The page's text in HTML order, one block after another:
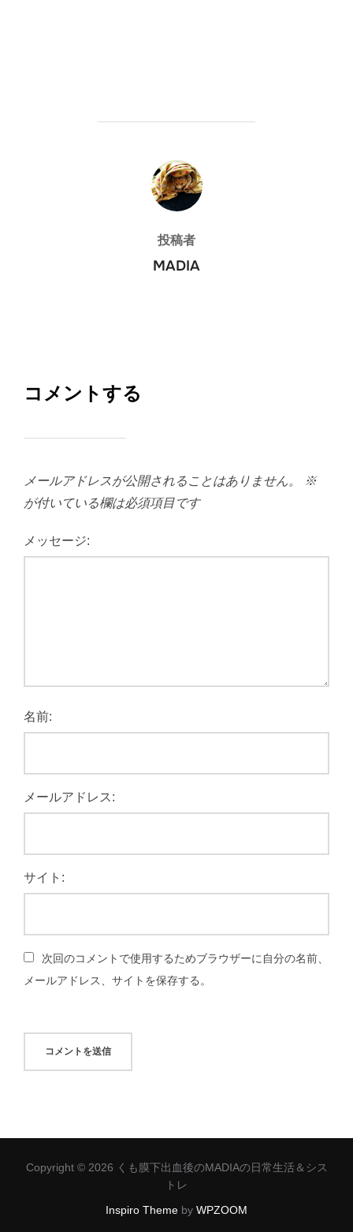
投稿者
投稿者
MADIA
コメントする
メールアドレスが公開されることはありません。
※
が付いている欄は必須項目です
メッセージ:
名前:
メールアドレス:
サイト:
次回のコメントで使用するためブラウザーに自分の名前、
メールアドレス、サイトを保存する。
Copyright © 2026 くも膜下出血後のMADIAの日常生活＆シス
トレ
Inspiro Theme by WPZOOM